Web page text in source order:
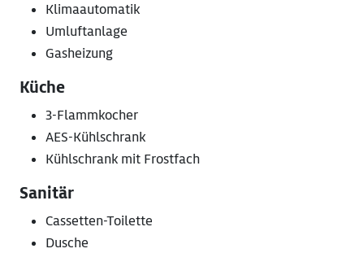
Klimaautomatik
Umluftanlage
Gasheizung
Küche
3-Flammkocher
AES-Kühlschrank
Kühlschrank mit Frostfach
Sanitär
Cassetten-Toilette
Dusche